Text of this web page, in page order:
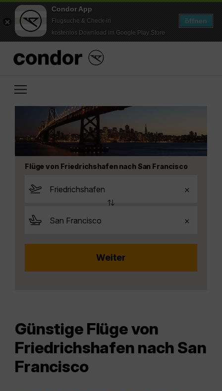
Condor App
Flugsuche & Check-in
kostenlos Download im Google Play Store
öffnen
Flüge von Friedrichshafen nach San Francisco
Günstige Flüge von
Friedrichshafen nach San
Francisco